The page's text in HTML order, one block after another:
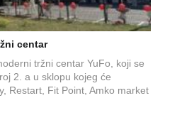
centar
tržni centar YuFo, koji se
2. a u sklopu kojeg će
Restart, Fit Point, Amko market